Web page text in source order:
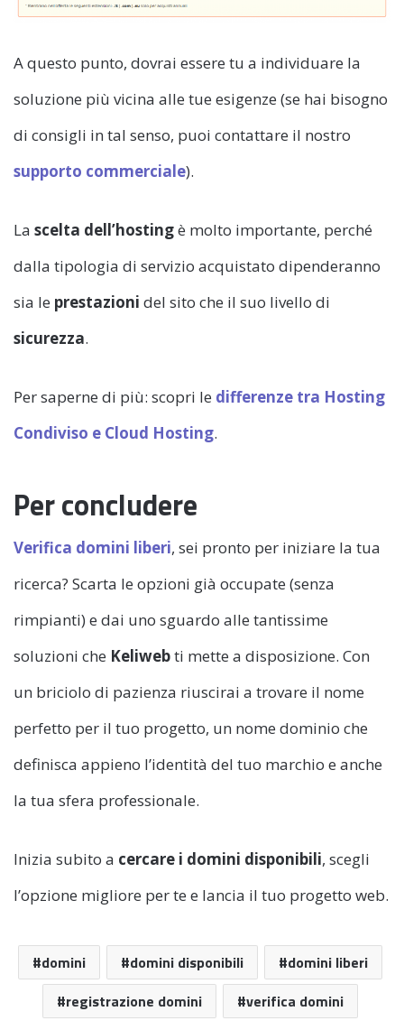
A questo punto, dovrai essere tu a individuare la
soluzione più vicina alle tue esigenze (se hai bisogno
di consigli in tal senso, puoi contattare il nostro
supporto commerciale).
La scelta dell’hostingè molto importante, perché
dalla tipologia di servizio acquistato dipenderanno
sia le prestazioni del sito che il suo livello di
sicurezza.
Per saperne di più: scopri le differenze tra Hosting
Condiviso e Cloud Hosting.
Per concludere
Verifica domini liberi, sei pronto per iniziare la tua
ricerca? Scarta le opzioni già occupate (senza
rimpianti) e dai uno sguardo alle tantissime
soluzioni che Keliwebti mette a disposizione. Con
un briciolo di pazienza riuscirai a trovare il nome
perfetto per il tuo progetto, un nome dominio che
definisca appieno l’identità del tuo marchio e anche
la tua sfera professionale.
Inizia subito a cercare i domini disponibili, scegli
l’opzione migliore per te e lancia il tuo progetto web.
domini domini disponibili
domini liberi
registrazione domini
verifica domini